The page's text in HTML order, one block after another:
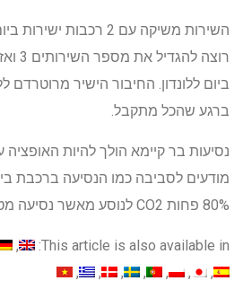
ברגע שהכל מתקבל.
נסיעות בר קיימא הולך להיות האופציה
מודעים לסביבה כמו הנסיעה ברכבת
80% פחות CO2 לנוסע מאשר נסיעה מטוס דומה.
This article is also available in: